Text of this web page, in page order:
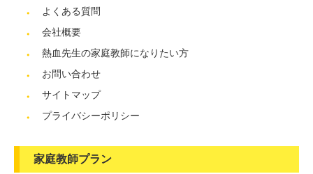
よくある質問
会社概要
熱血先生の家庭教師になりたい方
お問い合わせ
サイトマップ
プライバシーポリシー
家庭教師プラン